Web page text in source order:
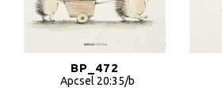
BP_472
Apcsel 20:35/b